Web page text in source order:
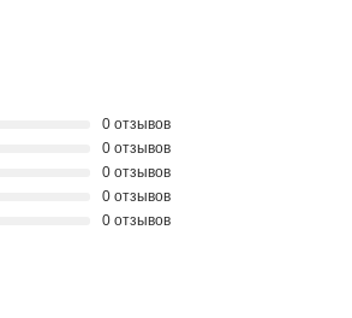
0 отзывов
0 отзывов
0 отзывов
0 отзывов
0 отзывов